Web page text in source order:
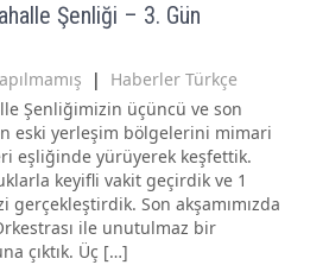
Şenliği – 3. Gün
| Haberler Türkçe
Şenliğimizin üçüncü ve son
eski yerleşim bölgelerini mimari
eşliğinde yürüyerek keşfettik.
keyifli vakit geçirdik ve 1
gerçekleştirdik. Son akşamımızda
ile unutulmaz bir
çıktık. Üç […]